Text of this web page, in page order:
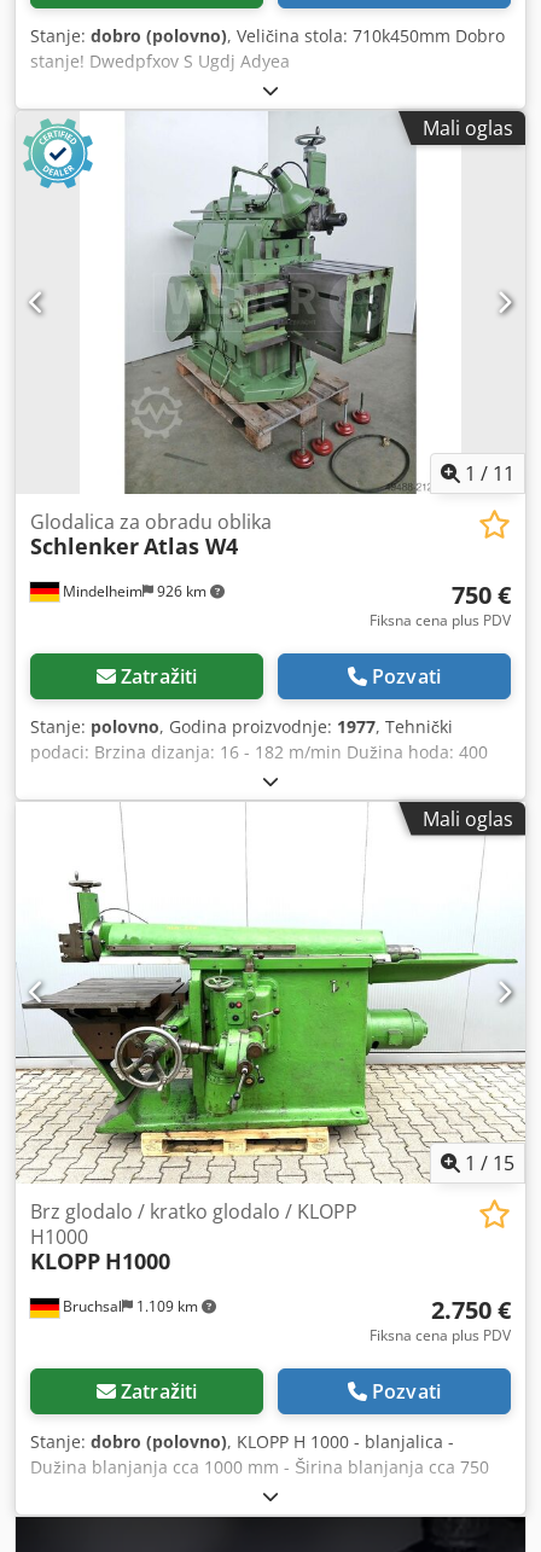
Stanje: dobro (polovno), Veličina stola: 710k450mm Dobro
stanje! Dwedpfxov S Ugdj Adyea
Mali oglas
1 / 11
Mindelheim 926 km
Glodalica za obradu oblika
SchlenkerAtlas W4
750 €
Fiksna cena plus PDV
Zatražiti Pozvati
Stanje: polovno, Godina proizvodnje: 1977, Tehnički
podaci: Brzina dizanja: 16 - 182 m/min Dužina hoda: 400
mm automatsko pomeranje stola u X/Z: 0,2 - 4,0 mm
Nagibna glava: da Dimenzije, približno: 1950 x 1330 x 1570
mm Težina, približno: 1500 kg Dwjdpfx Adjyi E AboyjaMali oglas
1 / 15
Bruchsal 1.109 km
Brz glodalo / kratko glodalo / KLOPP
H1000
KLOPP H1000
2.750 €
Fiksna cena plus PDV
Zatražiti Pozvati
Stanje: dobro (polovno), KLOPP H 1000 - blanjalica -
Dužina blanjanja cca 1000 mm - Širina blanjanja cca 750
mm - Automatsko uvlačenje (posmak) Dwsdpfxozfv Nve
Adyea - Proširenje radnog stola Dimenzije: D x Š x V 3,4 x
1,5 x 1,7 metara / Težina 3800 kg Zadržavamo pravo na